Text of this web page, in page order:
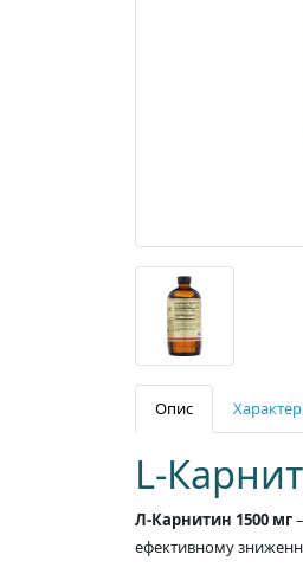
Опис
L-
Л-Карнитин 1500 мг
ефективному